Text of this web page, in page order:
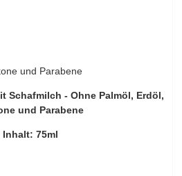
und Parabene
Schafmilch - Ohne Palmöl, Erdöl,
und Parabene
Inhalt: 75ml